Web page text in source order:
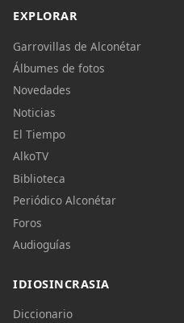
EXPLORAR
Garrovillas de Alconétar
Álbumes de fotos
Novedades
Noticias
El Tiempo
AlkoTV
Biblioteca
Periódico Alconétar
Foros
Audioguías
IDIOSINCRASIA
Diccionario